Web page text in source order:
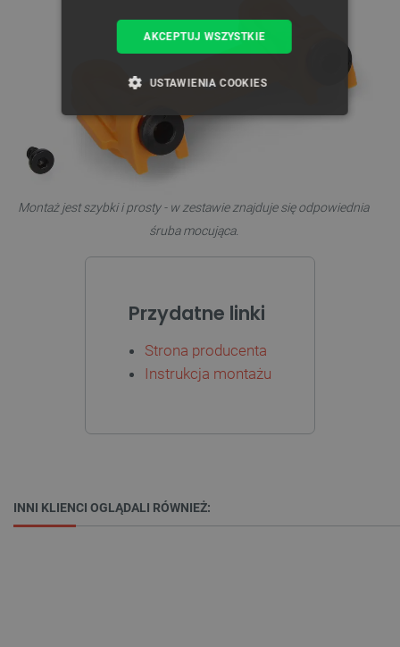
Montaż jest szybki i prosty - w zestawie znajduje się odpowiednia
śruba mocująca.
Przydatne linki
Strona producenta
Instrukcja montażu
INNI KLIENCI OGLĄDALI RÓWNIEŻ:
AKCEPTUJ WSZYSTKIE
USTAWIENIA COOKIES
NIEZBĘDNE
TARGETOWANIE
FUNKCJONALNOŚĆ
Funkcjonalność
Niezbędne pliki cookie umożliwiają korzystanie z
jak logowanie użytkownika i zarządzanie kontem.
Provider /